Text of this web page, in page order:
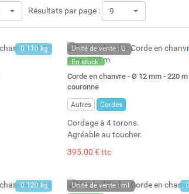
Résultats par page : 9
0.110 kg
Unité de vente : U
En stock
Stock : 1
Corde en chanvre - Ø 12 mm - 220 m
couronne
Autres Cordes
Cordage à 4 torons.
Agréable au toucher.
395.00 € ttc
0.120 kg
Unité de vente : ml